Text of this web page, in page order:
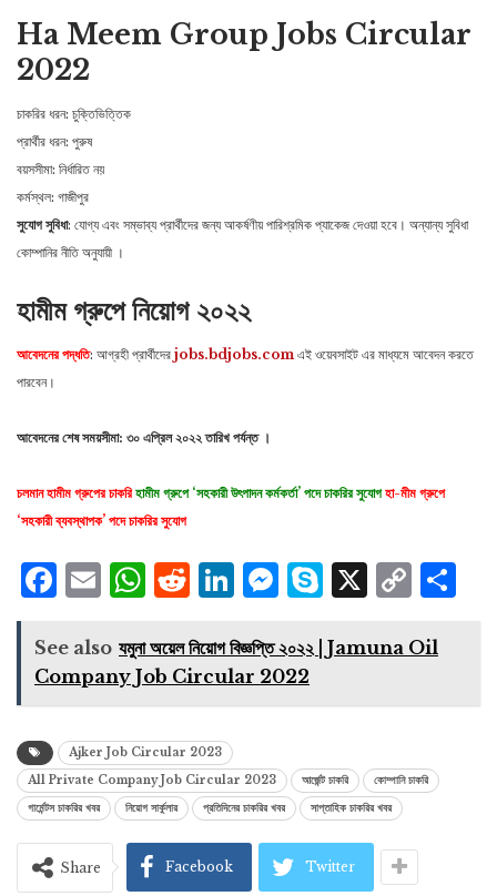
Ha Meem Group Jobs Circular
2022
চাকরির ধরন: চুক্তিভিত্তিক
প্রার্থীর ধরন: পুরুষ
বয়সসীমা: নির্ধারিত নয়
কর্মস্থল: গাজীপুর
সুযোগ সুবিধা: যোগ্য এবং সম্ভাব্য প্রার্থীদের জন্য আকর্ষণীয় পারিশ্রমিক প্যাকেজ দেওয়া হবে। অন্যান্য সুবিধা
কোম্পানির নীতি অনুযায়ী ।
হামীম গ্রুপে নিয়োগ ২০২২
আবেদনের পদ্ধতি: আগ্রহী প্রার্থীদের jobs.bdjobs.com এই ওয়েবসাইট এর মাধ্যমে আবেদন করতে
পারবেন।
আবেদনের শেষ সময়সীমা: ৩০ এপ্রিল ২০২২ তারিখ পর্যন্ত ।
চলমান হামীম গ্রুপের চাকরি হামীম গ্রুপে ‘সহকারী উৎপাদন কর্মকর্তা’ পদে চাকরির সুযোগ হা-মীম গ্রুপে
‘সহকারী ব্যবস্থাপক’ পদে চাকরির সুযোগ
Facebook
Email
WhatsApp
Reddit
LinkedIn
Messenger
Skype
X
See also যমুনা অয়েল নিয়োগ বিজ্ঞপ্তি ২০২২ | Jamuna Oil
Company Job Circular 2022
Ajker Job Circular 2023
All Private Company Job Circular 2023
আর্জেন্ট চাকরি
কোম্পানি চাকরি
গার্মেন্টস চাকরির খবর
নিয়োগ সার্কুলার প্রতিদিনের চাকরির খবর সাপ্তাহিক চাকরির খবর
Share Facebook Twitter